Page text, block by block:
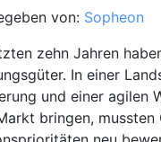
von: Sopheon
zehn Jahren
In einer
und einer agilen
bringen,